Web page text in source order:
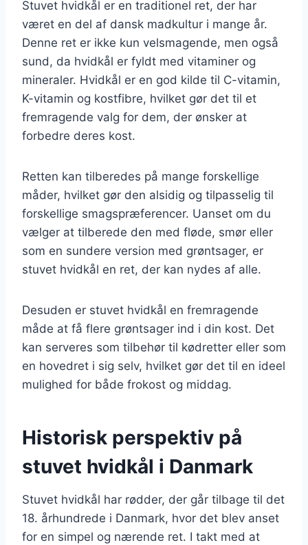
Stuvet hvidkål er en traditionel ret, der har
været en del af dansk madkultur i mange år.
Denne ret er ikke kun velsmagende, men også
sund, da hvidkål er fyldt med vitaminer og
mineraler. Hvidkål er en god kilde til C-vitamin,
K-vitamin og kostfibre, hvilket gør det til et
fremragende valg for dem, der ønsker at
forbedre deres kost.
Retten kan tilberedes på mange forskellige
måder, hvilket gør den alsidig og tilpasselig til
forskellige smagspræferencer. Uanset om du
vælger at tilberede den med fløde, smør eller
som en sundere version med grøntsager, er
stuvet hvidkål en ret, der kan nydes af alle.
Desuden er stuvet hvidkål en fremragende
måde at få flere grøntsager ind i din kost. Det
kan serveres som tilbehør til kødretter eller som
en hovedret i sig selv, hvilket gør det til en ideel
mulighed for både frokost og middag.
Historisk perspektiv på
stuvet hvidkål i Danmark
Stuvet hvidkål har rødder, der går tilbage til det
18. århundrede i Danmark, hvor det blev anset
for en simpel og nærende ret. I takt med at